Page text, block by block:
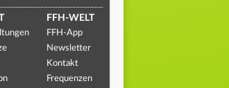
FFH-WELT
FFH-App
Newsletter
Kontakt
Frequenzen